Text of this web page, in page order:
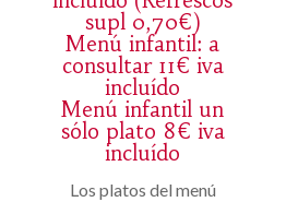
supl 0,70€)
Menú infantil: a
consultar 11€ iva
incluído
Menú infantil un
sólo plato 8€ iva
incluído
Los platos del menú